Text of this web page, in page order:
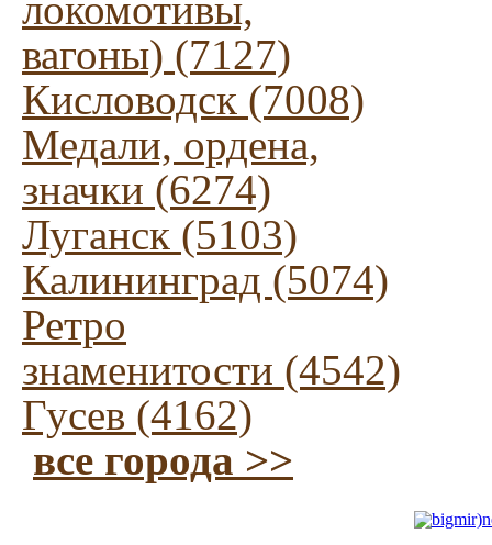
вагоны) (7127)
Кисловодск (7008)
Медали, ордена,
значки (6274)
Луганск (5103)
Калининград (5074)
Ретро
знаменитости (4542)
Гусев (4162)
все города >>